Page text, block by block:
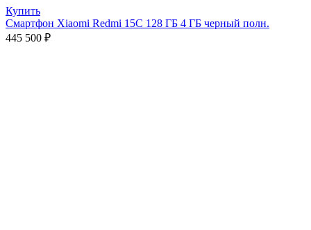
Купить
Смартфон Xiaomi Redmi 15C 128 ГБ 4 ГБ черный полн.
445 500 ₽